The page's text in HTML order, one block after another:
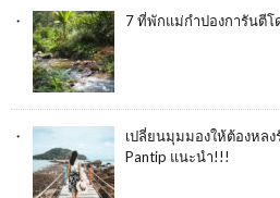
7 ที่พักแม่กำปองการันตีโ
เปลี่ยนมุมมองให้ต้องหล
Pantip แนะนำ!!!